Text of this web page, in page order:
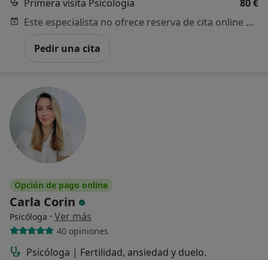
Primera visita Psicología
80 €
Este especialista no ofrece reserva de cita online en esta dirección.
Pedir una cita
Opción de pago online
Carla Corin
Psicóloga · Ver más
40 opiniones
Psicóloga | Fertilidad, ansiedad y duelo.